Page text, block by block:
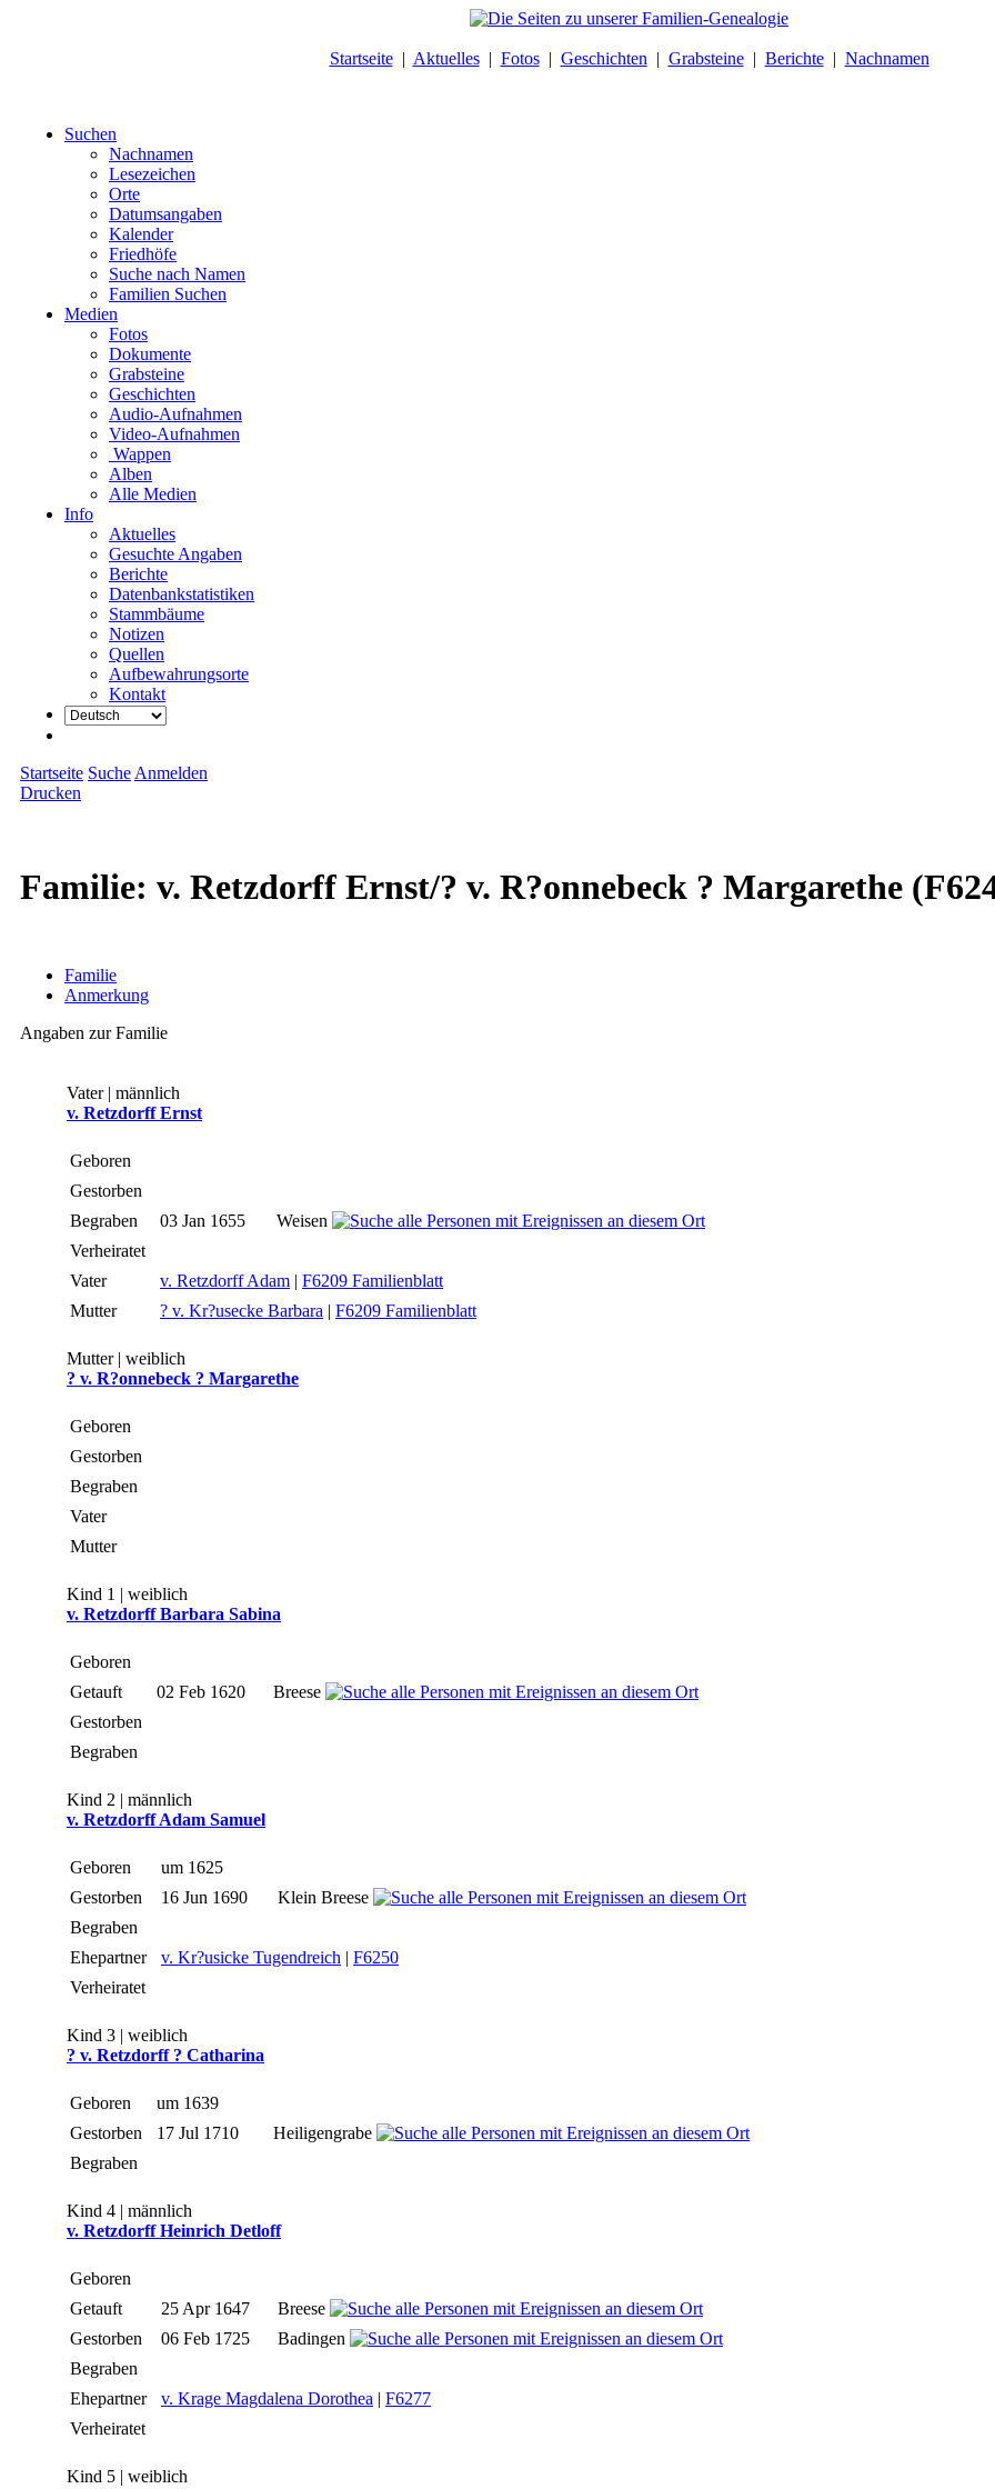
Startseite| Aktuelles| Fotos| Geschichten | Grabsteine| Berichte| Nachnamen
Suchen
Nachnamen
Lesezeichen
Orte
Datumsangaben
Kalender
Friedhöfe
Suche nach Namen
Familien Suchen
Medien
Fotos
Dokumente
Grabsteine
Geschichten
Audio-Aufnahmen
Video-Aufnahmen
Wappen
Alben
Alle Medien
Info
Aktuelles
Gesuchte Angaben
Berichte
Datenbankstatistiken
Stammbäume
Notizen
Quellen
Aufbewahrungsorte
Kontakt
Startseite Suche Anmelden
Drucken
Familie: v. Retzdorff Ernst/? v. R?onnebeck ? Margarethe
Familie
Anmerkung
Angaben zur Familie
Vater | männlich
v. Retzdorff Ernst
Geboren
Gestorben
Begraben
03 Jan 1655
Weisen
Verheiratet
Vater
v. Retzdorff Adam | F6209 Familienblatt
Mutter
? v. Kr?usecke Barbara | F6209 Familienblatt
Mutter | weiblich
? v. R?onnebeck ? Margarethe
Geboren
Gestorben
Begraben
Vater
Mutter
Kind 1 | weiblich
v. Retzdorff Barbara Sabina
Geboren
Getauft
02 Feb 1620
Breese
Gestorben
Begraben
Kind 2 | männlich
v. Retzdorff Adam Samuel
Geboren
um 1625
Gestorben
16 Jun 1690
Klein Breese
Begraben
Ehepartner
v. Kr?usicke Tugendreich | F6250
Verheiratet
Kind 3 | weiblich
? v. Retzdorff ? Catharina
Geboren
um 1639
Gestorben
17 Jul 1710
Heiligengrabe
Begraben
Kind 4 | männlich
v. Retzdorff Heinrich Detloff
Geboren
Getauft
25 Apr 1647
Breese
Gestorben
06 Feb 1725
Badingen
Begraben
Ehepartner
v. Krage Magdalena Dorothea | F6277
Verheiratet
Kind 5 | weiblich